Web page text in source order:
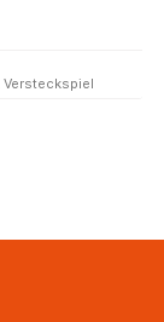
Versteckspiel